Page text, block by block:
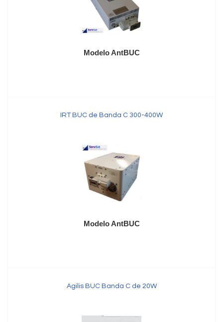
Modelo AntBUC
IRT BUC de Banda C 300-400W
Modelo AntBUC
Agilis BUC Banda C de 20W